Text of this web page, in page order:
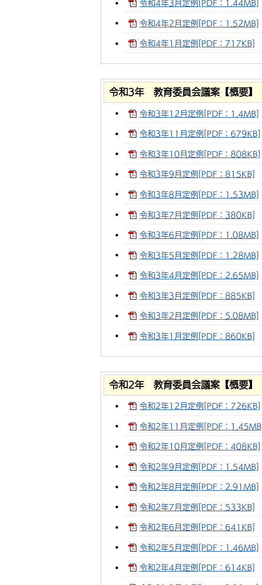
令和4年3月定例[PDF：1.44MB]
令和4年2月定例[PDF：1.52MB]
令和4年1月定例[PDF：717KB]
令和3年 教育委員会議案【概要】
令和3年12月定例[PDF：1.4MB]
令和3年11月定例[PDF：679KB]
令和3年10月定例[PDF：808KB]
令和3年9月定例[PDF：815KB]
令和3年8月定例[PDF：1.53MB]
令和3年7月定例[PDF：380KB]
令和3年6月定例[PDF：1.08MB]
令和3年5月定例[PDF：1.28MB]
令和3年4月定例[PDF：2.65MB]
令和3年3月定例[PDF：885KB]
令和3年2月定例[PDF：5.08MB]
令和3年1月定例[PDF：860KB]
令和2年 教育委員会議案【概要】
令和2年12月定例[PDF：726KB]
令和2年11月定例[PDF：1.45MB]
令和2年10月定例[PDF：408KB]
令和2年9月定例[PDF：1.54MB]
令和2年8月定例[PDF：2.91MB]
令和2年7月定例[PDF：533KB]
令和2年6月定例[PDF：641KB]
令和2年5月定例[PDF：1.46MB]
令和2年4月定例[PDF：614KB]